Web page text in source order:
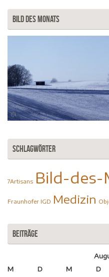
Bild des Monats
Schlagwörter
7Artisans Bild-des-
Fraunhofer IGD Medizin
Beiträge
M
D M D